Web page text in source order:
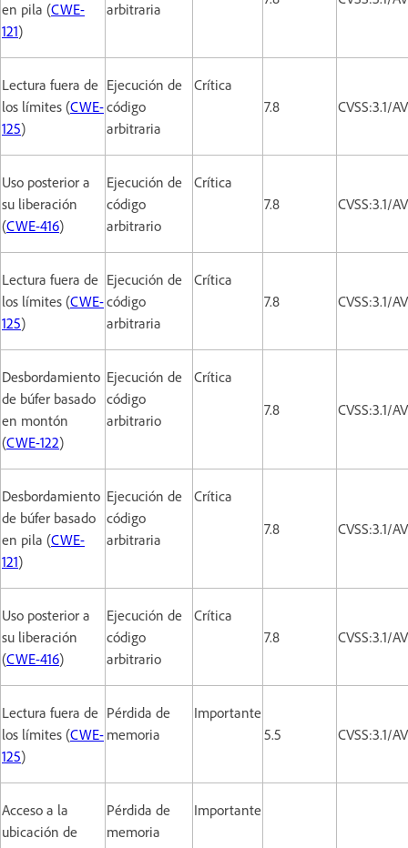
en pila (CWE-
121)
arbitraria
Lectura fuera de
los límites (CWE-
125)
Ejecución de
código
arbitraria
Crítica
7.8
CVSS:3.1/
Uso posterior a
su liberación
(CWE-416)
Ejecución de
código
arbitrario
Crítica
7.8
CVSS:3.1/
Lectura fuera de
los límites (CWE-
125)
Ejecución de
código
arbitraria
Crítica
7.8
CVSS:3.1/
Desbordamiento
de búfer basado
en montón
(CWE-122)
Ejecución de
código
arbitrario
Crítica
7.8
CVSS:3.1/
Desbordamiento
de búfer basado
en pila (CWE-
121)
Ejecución de
código
arbitraria
Crítica
7.8
CVSS:3.1/
Uso posterior a
su liberación
(CWE-416)
Ejecución de
código
arbitrario
Crítica
7.8
CVSS:3.1/
Lectura fuera de
los límites (CWE-
125)
Pérdida de
memoria
Importante
5.5
CVSS:3.1/
Acceso a la
ubicación de
Pérdida de
memoria
Importante